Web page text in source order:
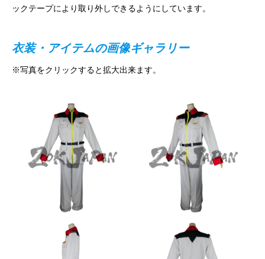
ックテープにより取り外しできるようにしています。
衣装・アイテムの画像ギャラリー
※写真をクリックすると拡大出来ます。